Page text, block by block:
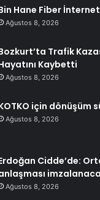
Hane Fiber
Ağustos 8, 2026
Trafik
Kaybetti
Ağustos 8, 2026
için dönüşüm
Ağustos 8, 2026
Cidde’de:
Ağustos 8, 2026